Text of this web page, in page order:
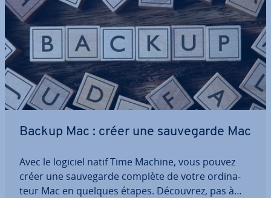
Backup Mac : créer une sau­ve­garde Mac
Avec le logiciel natif Time Machine, vous pouvez
créer une sau­ve­garde complète de votre or­di­na­
teur Mac en quelques étapes. Découvrez, pas à